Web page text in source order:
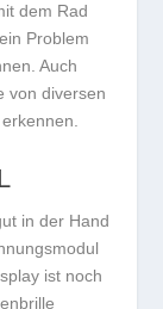
dem Rad
Problem
Auch
von diversen
in der Hand
ist noch